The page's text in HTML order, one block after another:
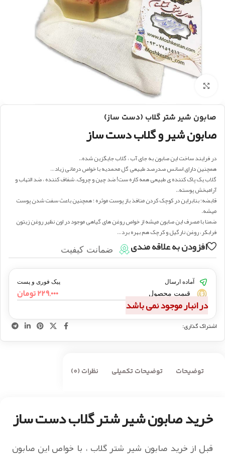
بزرگنمایی تصویر
صابون شیر شتر گلاب (دست ساز)
صابون شیر و گلاب دست ساز
در فرایند ساخت این صابون به جای آب ، گلاب جایگزین شده..
همچنین دارای اسانس صدرصد طبیعی گل محمدیه با خواص درمانی زیاد…
گلاب یک پاک کننده ی طبیعی همه کاره ست! ضد چین و چروک، شفاف کننده ، ضد التهاب و
آرامبخش پوسته..
قابضه؛ بنابراین در کوچک کردن منافذ باز پوست موثره ؛ همچنین باعث سفت شدن پوست
میشه.
ضمنا با مصرف این صابون میشه از خواص روغن های گیاهی موجود در اون نظیر روغن زیتون
فرابکر، روغن نارگیل و کرچک هم بهره برد…
افزودن به علاقه مندی ضمانت کیفیت
آماده ارسال پیک فوری و پست
قیمت محصول ۲۲۹,۰۰۰تومان
در انبار موجود نمی باشد
اشتراک گذاری:
توضیحات توضیحات تکمیلی نظرات (0)
خرید صابون شیر شتر گلاب دست ساز
قبل از خرید صابون شیر شتر گلاب ، با خواص این صابون